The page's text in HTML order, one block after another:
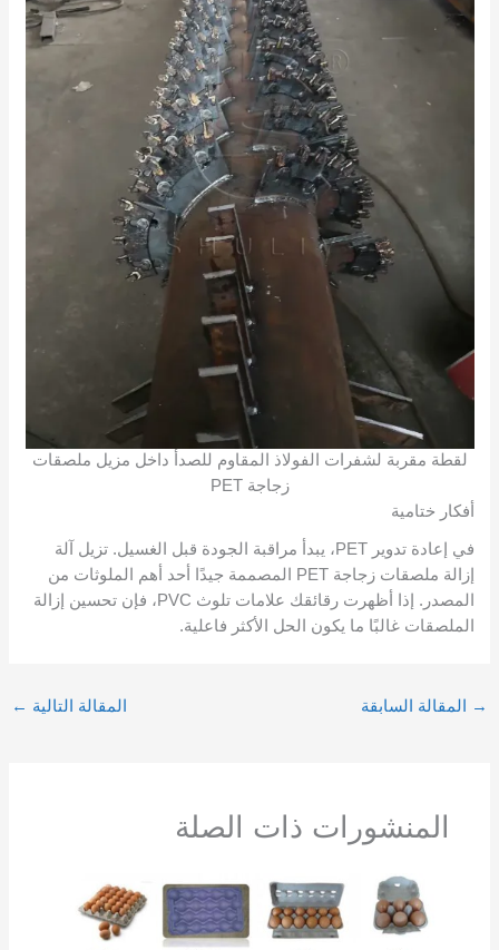
لقطة مقربة لشفرات الفولاذ المقاوم للصدأ داخل مزيل ملصقات
زجاجة PET
أفكار ختامية
في إعادة تدوير PET، يبدأ مراقبة الجودة قبل الغسيل. تزيل آلة
إزالة ملصقات زجاجة PET المصممة جيدًا أحد أهم الملوثات من
المصدر. إذا أظهرت رقائقك علامات تلوث PVC، فإن تحسين إزالة
الملصقات غالبًا ما يكون الحل الأكثر فاعلية.
→ المقالة السابقة المقالة التالية ←
المنشورات ذات الصلة